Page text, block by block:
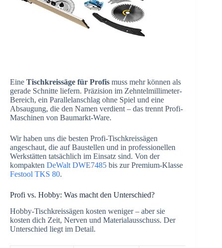
Eine Tischkreissäge für Profis muss mehr können als
gerade Schnitte liefern. Präzision im Zehntelmillimeter-
Bereich, ein Parallelanschlag ohne Spiel und eine
Absaugung, die den Namen verdient – das trennt Profi-
Maschinen von Baumarkt-Ware.
Wir haben uns die besten Profi-Tischkreissägen
angeschaut, die auf Baustellen und in professionellen
Werkstätten tatsächlich im Einsatz sind. Von der
kompakten DeWalt DWE7485 bis zur Premium-Klasse
Festool TKS 80.
Profi vs. Hobby: Was macht den Unterschied?
Hobby-Tischkreissägen kosten weniger – aber sie
kosten dich Zeit, Nerven und Materialausschuss. Der
Unterschied liegt im Detail.